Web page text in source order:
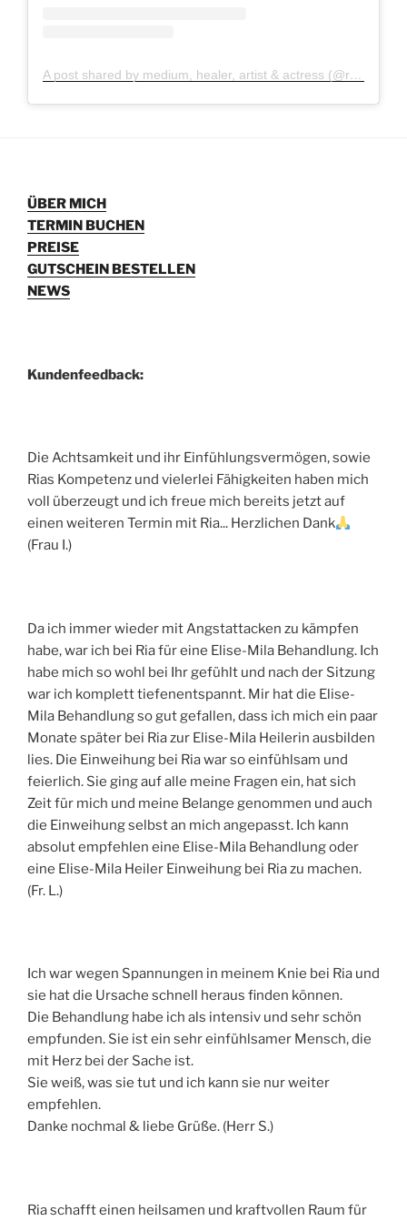
A post shared by medium, healer, artist & actress (@ria_fabijenna)
ÜBER MICH
TERMIN BUCHEN
PREISE
GUTSCHEIN BESTELLEN
NEWS
Kundenfeedback:
Die Achtsamkeit und ihr Einfühlungsvermögen, sowie
Rias Kompetenz und vielerlei Fähigkeiten haben mich
voll überzeugt und ich freue mich bereits jetzt auf
einen weiteren Termin mit Ria... Herzlichen Dank
(Frau I.)
Da ich immer wieder mit Angstattacken zu kämpfen
habe, war ich bei Ria für eine Elise-Mila Behandlung. Ich
habe mich so wohl bei Ihr gefühlt und nach der Sitzung
war ich komplett tiefenentspannt. Mir hat die Elise-
Mila Behandlung so gut gefallen, dass ich mich ein paar
Monate später bei Ria zur Elise-Mila Heilerin ausbilden
lies. Die Einweihung bei Ria war so einfühlsam und
feierlich. Sie ging auf alle meine Fragen ein, hat sich
Zeit für mich und meine Belange genommen und auch
die Einweihung selbst an mich angepasst. Ich kann
absolut empfehlen eine Elise-Mila Behandlung oder
eine Elise-Mila Heiler Einweihung bei Ria zu machen.
(Fr. L.)
Ich war wegen Spannungen in meinem Knie bei Ria und
sie hat die Ursache schnell heraus finden können.
Die Behandlung habe ich als intensiv und sehr schön
empfunden. Sie ist ein sehr einfühlsamer Mensch, die
mit Herz bei der Sache ist.
Sie weiß, was sie tut und ich kann sie nur weiter
empfehlen.
Danke nochmal & liebe Grüße. (Herr S.)
Ria schafft einen heilsamen und kraftvollen Raum für